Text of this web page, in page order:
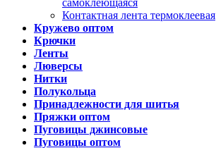
Контактная лента термоклеевая
Кружево оптом
Крючки
Ленты
Люверсы
Нитки
Полукольца
Принадлежности для шитья
Пряжки оптом
Пуговицы джинсовые
Пуговицы оптом